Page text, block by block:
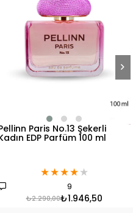
Pellinn Paris No.14 Çiçeksi
Kadın EDP Parfüm100 ml
★★★★★
19
₺1.861,50
₺2.190,00